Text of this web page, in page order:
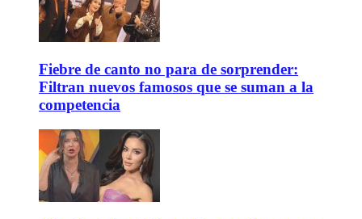
Fiebre de canto no para de sorprender:
Filtran nuevos famosos que se suman a la
competencia